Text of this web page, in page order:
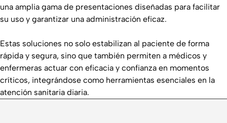
una amplia gama de presentaciones diseñadas para facilitar
su uso y garantizar una administración eficaz.
Estas soluciones no solo estabilizan al paciente de forma
rápida y segura, sino que también permiten a médicos y
enfermeras actuar con eficacia y confianza en momentos
críticos, integrándose como herramientas esenciales en la
atención sanitaria diaria.